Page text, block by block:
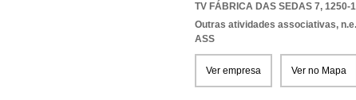
TV FÁBRICA DAS SEDAS 7, 1250-
Outras atividades associativas, n.e.
ASS
Ver empresa Ver no Mapa